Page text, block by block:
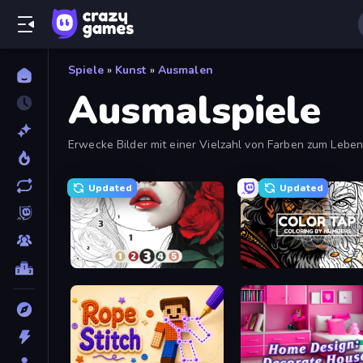
Spiele » Kunst » Ausmalen
Ausmalspiele
Erwecke Bilder mit einer Vielzahl von Farben zum
Updated
Numicolor
Updated